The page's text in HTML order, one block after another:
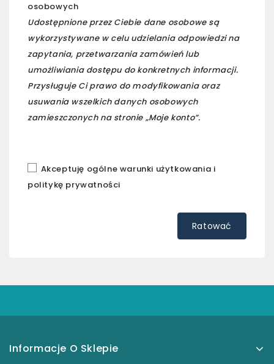
osobowych
Udostępnione przez Ciebie dane osobowe są
wykorzystywane w celu udzielania odpowiedzi na
zapytania, przetwarzania zamówień lub
umożliwiania dostępu do konkretnych informacji.
Przysługuje Ci prawo do modyfikowania oraz
usuwania wszelkich danych osobowych
zamieszczonych na stronie „Moje konto”.
Akceptuję ogólne warunki użytkowania i
politykę prywatności
Ratować
Informacje O Sklepie